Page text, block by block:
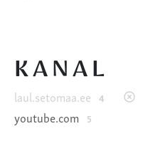
KANAL
laul.setomaa.ee 4
youtube.com 5